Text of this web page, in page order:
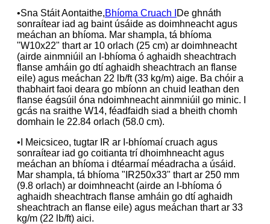
•Sna Stáit Aontaithe,Bhíoma Cruach I
De ghnáth
sonraítear iad ag baint úsáide as doimhneacht agus
meáchan an bhíoma. Mar shampla, tá bhíoma
"W10x22" thart ar 10 orlach (25 cm) ar doimhneacht
(airde ainmniúil an I-bhíoma ó aghaidh sheachtrach
flanse amháin go dtí aghaidh sheachtrach an flanse
eile) agus meáchan 22 lb/ft (33 kg/m) aige. Ba chóir a
thabhairt faoi deara go mbíonn an chuid leathan den
flanse éagsúil óna ndoimhneacht ainmniúil go minic. I
gcás na sraithe W14, féadfaidh siad a bheith chomh
domhain le 22.84 orlach (58.0 cm).
•I Meicsiceo, tugtar IR ar I-bhíomaí cruach agus
sonraítear iad go coitianta trí dhoimhneacht agus
meáchan an bhíoma i dtéarmaí méadracha a úsáid.
Mar shampla, tá bhíoma "IR250x33" thart ar 250 mm
(9.8 orlach) ar doimhneacht (airde an I-bhíoma ó
aghaidh sheachtrach flanse amháin go dtí aghaidh
sheachtrach an flanse eile) agus meáchan thart ar 33
kg/m (22 lb/ft) aici.